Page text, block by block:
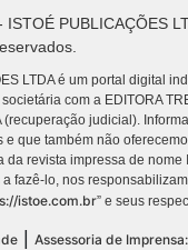
PUBLICAÇÕES
LTDA é um portal digital
com a EDITORA
(recuperação judicial).
e que também não
da revista impressa de nome
fazê-lo, nos
istoe.com.br” e seus
Assessoria de Imprensa: